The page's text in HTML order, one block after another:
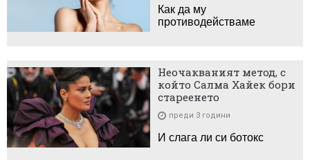
Как да му
противодействаме
Неочакваният метод, с
който Салма Хайек бори
стареенето
преди 3 години
И слага ли си ботокс